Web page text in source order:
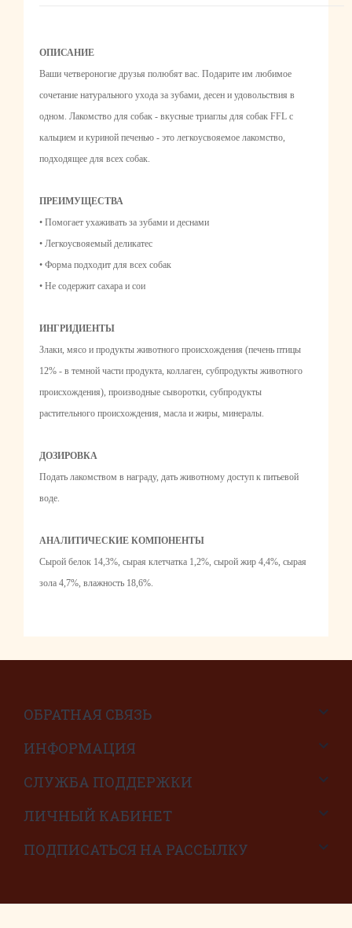
ОПИСАНИЕ
Ваши четвероногие друзья полюбят вас. Подарите им любимое
сочетание натурального ухода за зубами, десен и удовольствия в
одном. Лакомство для собак - вкусные триаглы для собак FFL с
кальцием и куриной печенью - это легкоусвояемое лакомство,
подходящее для всех собак.
ПРЕИМУЩЕСТВА
• Помогает ухаживать за зубами и деснами
• Легкоусвояемый деликатес
• Форма подходит для всех собак
• Не содержит сахара и сои
ИНГРИДИЕНТЫ
Злаки, мясо и продукты животного происхождения (печень птицы
12% - в темной части продукта, коллаген, субпродукты животного
происхождения), производные сыворотки, субпродукты
растительного происхождения, масла и жиры, минералы.
ДОЗИРОВКА
Подать лакомством в награду, дать животному доступ к питьевой
воде.
АНАЛИТИЧЕСКИЕ КОМПОНЕНТЫ
Сырой белок 14,3%, сырая клетчатка 1,2%, сырой жир 4,4%, сырая
зола 4,7%, влажность 18,6%.
ОБРАТНАЯ СВЯЗЬ
ИНФОРМАЦИЯ
СЛУЖБА ПОДДЕРЖКИ
ЛИЧНЫЙ КАБИНЕТ
ПОДПИСАТЬСЯ НА РАССЫЛКУ